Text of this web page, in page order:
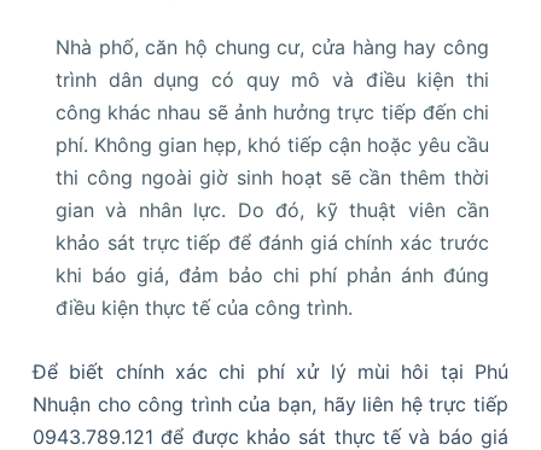
Nhà phố, căn hộ chung cư, cửa hàng hay công
trình dân dụng có quy mô và điều kiện thi
công khác nhau sẽ ảnh hưởng trực tiếp đến chi
phí. Không gian hẹp, khó tiếp cận hoặc yêu cầu
thi công ngoài giờ sinh hoạt sẽ cần thêm thời
gian và nhân lực. Do đó, kỹ thuật viên cần
khảo sát trực tiếp để đánh giá chính xác trước
khi báo giá, đảm bảo chi phí phản ánh đúng
điều kiện thực tế của công trình.
Để biết chính xác chi phí xử lý mùi hôi tại Phú
Nhuận cho công trình của bạn, hãy liên hệ trực tiếp
0943.789.121 để được khảo sát thực tế và báo giá